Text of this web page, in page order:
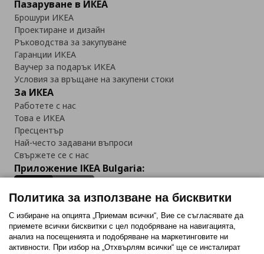
Пазаруване в ИКЕА
Брошури ИКЕА
Проектиране и дизайн
Ръководства за закупуване
Гаранции ИКЕА
Ваучер за подарък ИКЕА
Условия за връщане на закупени стоки
За ИКЕА
Работете с нас
Това е ИКЕА
Пресцентър
Най-често задавани въпроси
Свържете се с нас
Приложение IKEA Bulgaria:
Последвайте ни:
FacebookTwitterYoutubePinterestInstagram
Политика за използване на бисквитки
С избиране на опцията „Приемам всички“, Вие се съгласявате да
приемете всички бисквитки с цел подобряване на навигацията,
анализ на посещенията и подобряване на маркетинговите ни
активности. При избор на „Отхвърлям всички“ ще се инсталират